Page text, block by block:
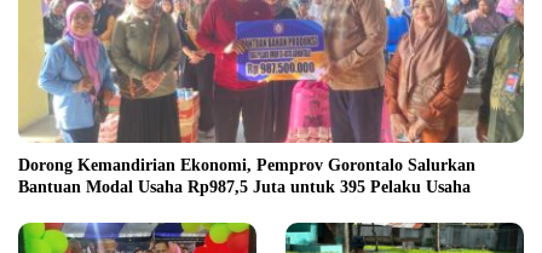
Dorong Kemandirian Ekonomi, Pemprov Gorontalo Salurkan
Bantuan Modal Usaha Rp987,5 Juta untuk 395 Pelaku Usaha